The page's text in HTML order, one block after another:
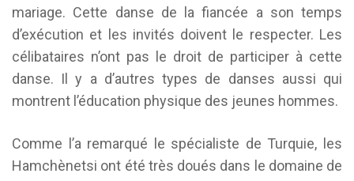
mariage. Cette danse de la fiancée a son temps
d’exécution et les invités doivent le respecter. Les
célibataires n’ont pas le droit de participer à cette
danse. Il y a d’autres types de danses aussi qui
montrent l’éducation physique des jeunes hommes.
Comme l’a remarqué le spécialiste de Turquie, les
Hamchènetsi ont été très doués dans le domaine de